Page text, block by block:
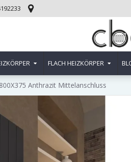
FLACH HEIZKÖRPER
Anthrazit Mittelanschluss